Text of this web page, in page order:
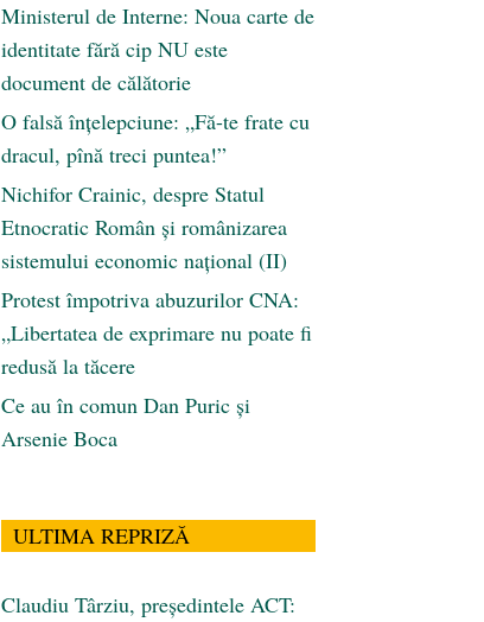
Ministerul de Interne: Noua carte de
identitate fără cip NU este
document de călătorie
O falsă înțelepciune: „Fă-te frate cu
dracul, pînă treci puntea!”
Nichifor Crainic, despre Statul
Etnocratic Român şi românizarea
sistemului economic naţional (II)
Protest împotriva abuzurilor CNA:
„Libertatea de exprimare nu poate fi
redusă la tăcere
Ce au în comun Dan Puric şi
Arsenie Boca
ULTIMA REPRIZĂ
Claudiu Târziu, președintele ACT: